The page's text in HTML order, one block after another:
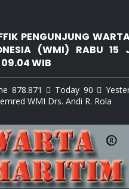
PENGUNJUNG
(WMI) RABU 15
WIB
878.871  Today 90 
WMI Drs. Andi R. Rola